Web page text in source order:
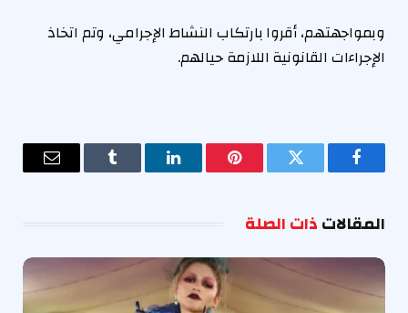
وبمواجهتهم، أقروا بارتكاب النشاط الإجرامي، وتم اتخاذ
الإجراءات القانونية اللازمة حيالهم.
فيسبوك تويتر بينتيريستلينكدإن Tumblr
البريد
المقالاتذات الصلة